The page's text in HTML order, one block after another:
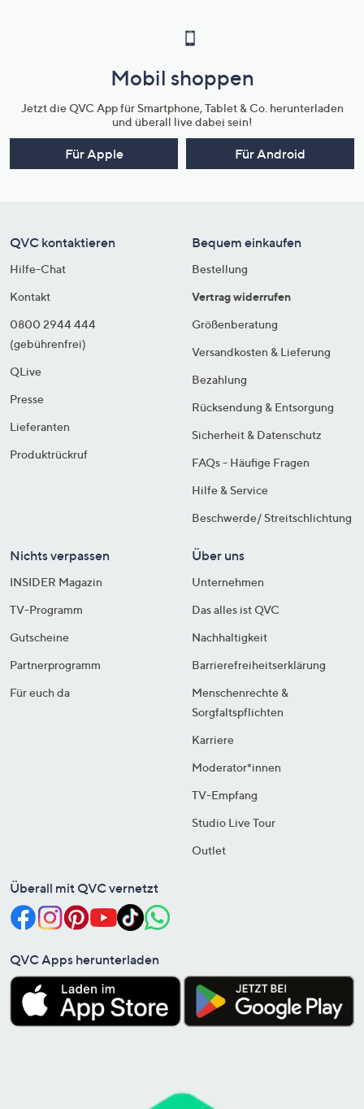
Mobil shoppen
Jetzt die QVC App für Smartphone, Tablet & Co. herunterladen
und überall live dabei sein!
Für Apple Für Android
QVC kontaktieren
Hilfe-Chat
Kontakt
0800 2944 444
(gebührenfrei)
QLive
Presse
Lieferanten
Produktrückruf
Bequem einkaufen
Bestellung
Vertrag widerrufen
Größenberatung
Versandkosten & Lieferung
Bezahlung
Rücksendung & Entsorgung
Sicherheit & Datenschutz
FAQs - Häufige Fragen
Hilfe & Service
Beschwerde/ Streitschlichtung
Nichts verpassen
INSIDER Magazin
TV-Programm
Gutscheine
Partnerprogramm
Für euch da
Über uns
Unternehmen
Das alles ist QVC
Nachhaltigkeit
Barrierefreiheitserklärung
Menschenrechte &
Sorgfaltspflichten
Karriere
Moderator*innen
TV-Empfang
Studio Live Tour
Outlet
Überall mit QVC vernetzt
QVC Apps herunterladen